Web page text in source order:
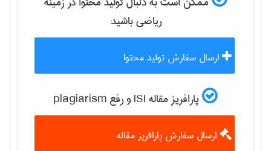
رياضیباشید:
ارسال سفارش تولید محتوا
پارافریز مقاله ISI و رفع plagiarism
ارسال سفارش پارافریز مقاله